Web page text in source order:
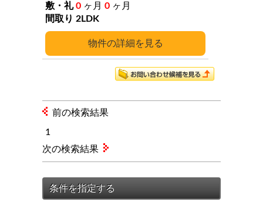
詳細
0 ヶ月 0 ヶ月
2LDK
前の検索結果
1